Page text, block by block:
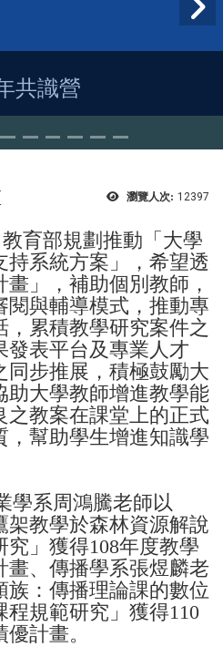
共識營
瀏覽人次: 12397
部規劃推動「大學
持系統方案」，希望透
」，補助個別教師，
閱與輔導模式，推動專
，累積教學研究案件之
發表平台及專業人才
同步推展，積極鼓勵大
助大學教師增進教學能
之教案在課堂上的正式
，幫助學生增進知識學
系周鴻騰老師以
架教學於森林資源解說
」獲得108年度教學
畫、傳播學系張煜麟老
族：傳播理論課的數位
規範研究」獲得110
計畫。